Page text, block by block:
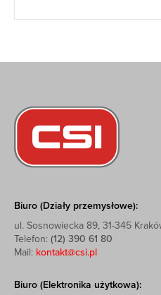
Biuro (Działy przemysłowe):
ul. Sosnowiecka 89, 31-345
Telefon: (12) 390 61 80
Mail: kontakt@csi.pl
Biuro (Elektronika użytkowa):